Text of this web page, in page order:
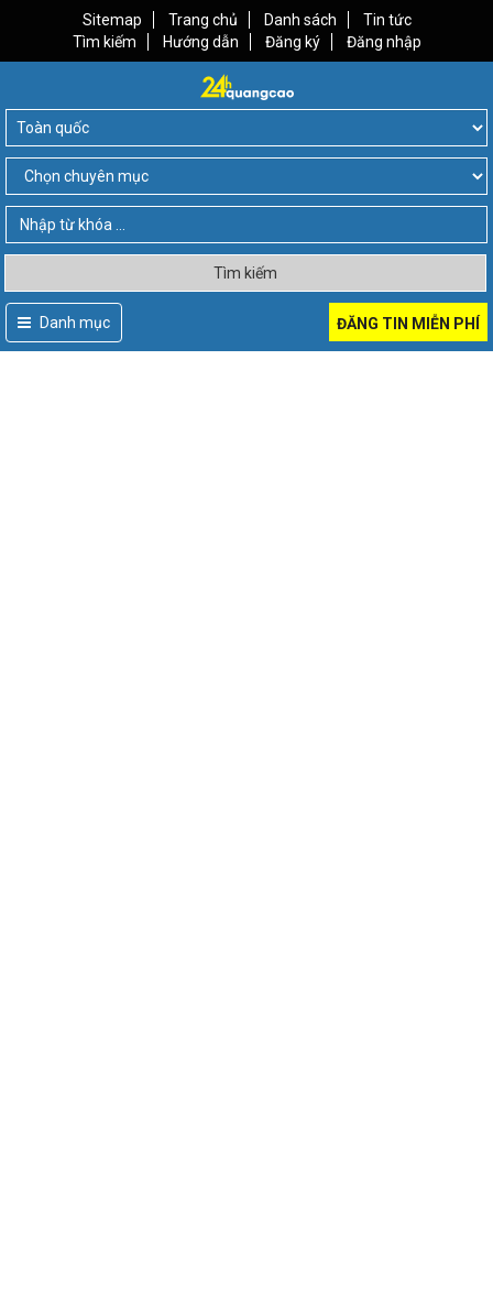
Sitemap Trang chủ Danh sách
Tin tức
Tìm kiếm
Hướng dẫn Đăng ký Đăng nhập
Tìm kiếm
Danh mục ĐĂNG TIN MIỄN PHÍ